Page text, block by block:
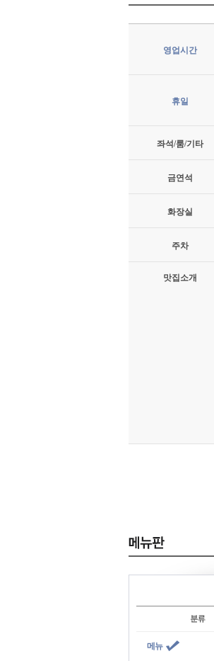
영업시간
휴일
좌석/룸/기타
금연석
화장실
주차
맛집소개
메뉴